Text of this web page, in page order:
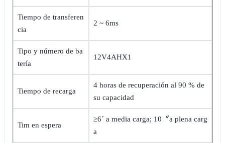
Tiempo de transferen
cia
2 ~ 6ms
Tipo y número de ba
tería
12V4AHX1
Tiempo de recarga
4 horas de recuperación al 90 % de
su capacidad
Tim en espera
≥6ˊ a media carga; 10〞a plena carg
a